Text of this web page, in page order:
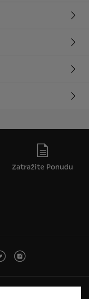
Zatražite Ponudu